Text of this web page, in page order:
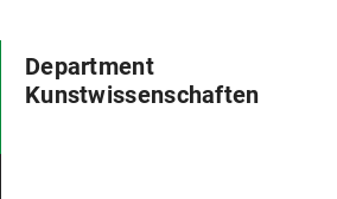
Department
Kunstwissenschaften